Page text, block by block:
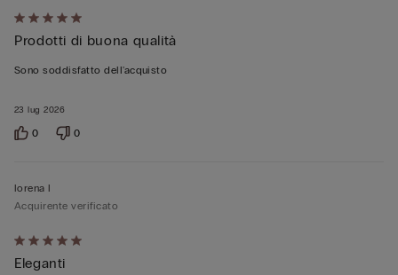
Valutato
5
su
23 lug 2026
Prodotti di buona qualità
Sono soddisfatto dell'acquisto
0 0
Valutato
5
lorena l
Acquirente verificato
Eleganti